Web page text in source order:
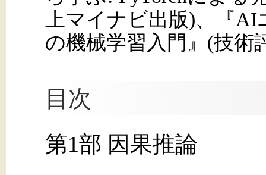
上マイナビ出版)、『
の機械学習入門』(技術
目次
第1部 因果推論